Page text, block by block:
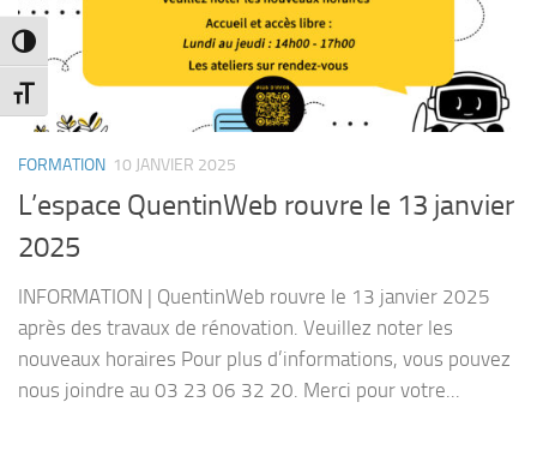
Passer en contraste élevé
Changer la taille de la police
FORMATION 10 JANVIER 2025
L’espace QuentinWeb rouvre le 13 janvier
2025
INFORMATION | QuentinWeb rouvre le 13 janvier 2025
après des travaux de rénovation. Veuillez noter les
nouveaux horaires Pour plus d’informations, vous pouvez
nous joindre au 03 23 06 32 20. Merci pour votre...